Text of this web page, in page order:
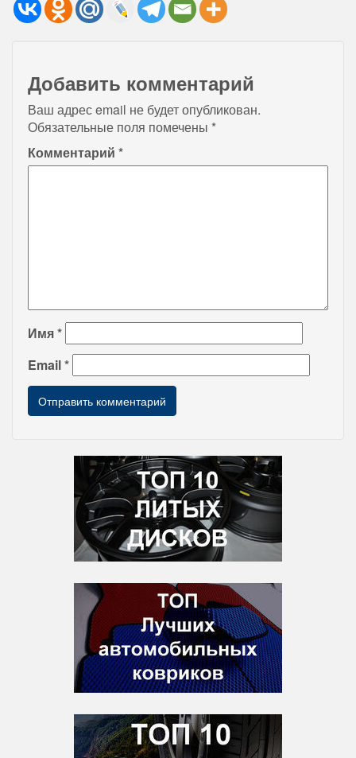
Добавить комментарий
Ваш адрес email не будет опубликован.
Обязательные поля помечены *
Комментарий *
Имя*
Email*